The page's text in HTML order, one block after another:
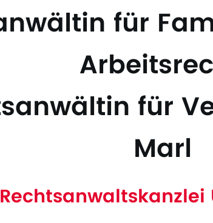
für
für
Marl
Rechtsanwaltskanzlei